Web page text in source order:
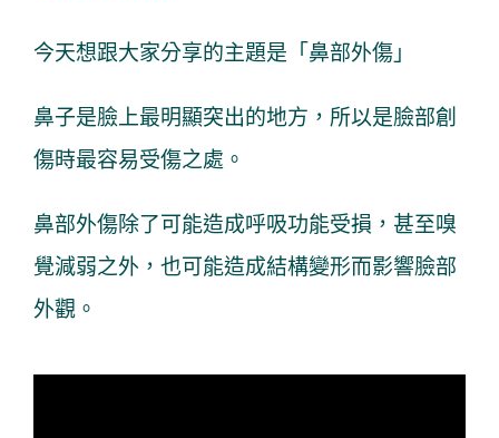
今天想跟大家分享的主題是「鼻部外傷」
鼻子是臉上最明顯突出的地方，所以是臉部創
傷時最容易受傷之處。
鼻部外傷除了可能造成呼吸功能受損，甚至嗅
覺減弱之外，也可能造成結構變形而影響臉部
外觀。